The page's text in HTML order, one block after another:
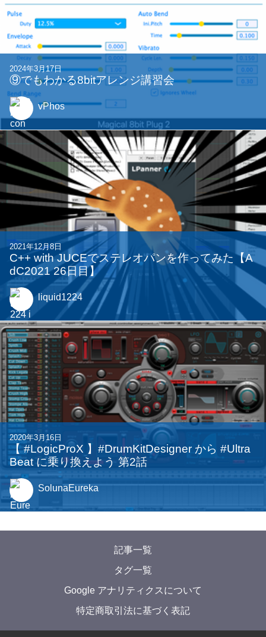
2024年3月17日
⑨でもわかる8bitアレンジ講習会
vPhos
2021年12月8日
C++ with JUCEでステレオパンを作ってみた【A
dC2021 26日目】
liquid1224
2020年3月16日
【 #LogicProX 】#DrumKitDesigner から #Ultra
Beat に乗り換えよう 第2話
SolunaEureka
記事一覧
タグ一覧
Google アナリティクスについて
特定商取引法に基づく表記